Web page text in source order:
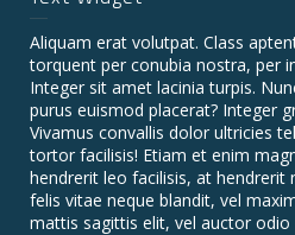
Aliquam erat volutpat. Class
torquent per conubia nostra, per
Integer sit amet lacinia turpis.
purus euismod placerat? Integer
Vivamus convallis dolor ultricies
tortor facilisis! Etiam et enim
hendrerit leo facilisis, at hendrerit
felis vitae neque blandit, vel
mattis sagittis elit, vel auctor odio